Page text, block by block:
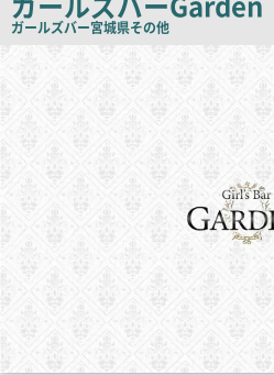
ガールズバー宮城県その他
店
舗